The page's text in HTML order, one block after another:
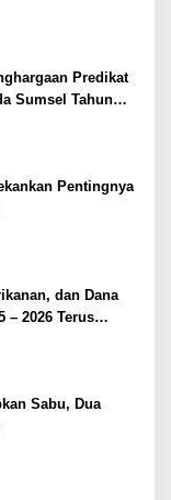
Predikat
Sumsel Tahun
Pentingnya
dan Dana
– 2026 Terus
Sabu, Dua